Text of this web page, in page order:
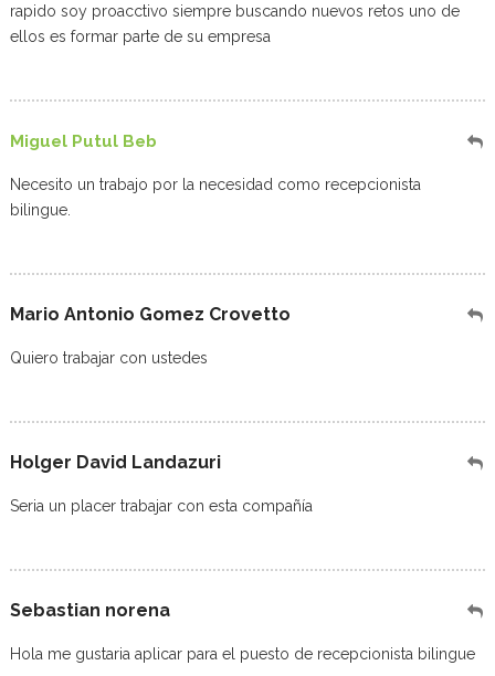
rapido soy proacctivo siempre buscando nuevos retos uno de
ellos es formar parte de su empresa
Miguel Putul Beb
Necesito un trabajo por la necesidad como recepcionista
bilingue.
Mario Antonio Gomez Crovetto
Quiero trabajar con ustedes
Holger David Landazuri
Seria un placer trabajar con esta compañía
Sebastian norena
Hola me gustaria aplicar para el puesto de recepcionista bilingue